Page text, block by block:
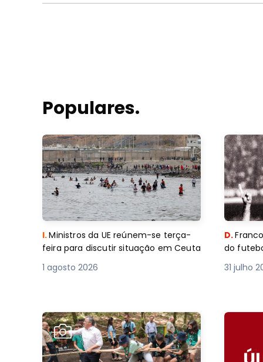
Populares.
I.Ministros da UE reúnem-se terça-
feira para discutir situação em Ceuta
1 agosto 2026
D.
do
31 julho